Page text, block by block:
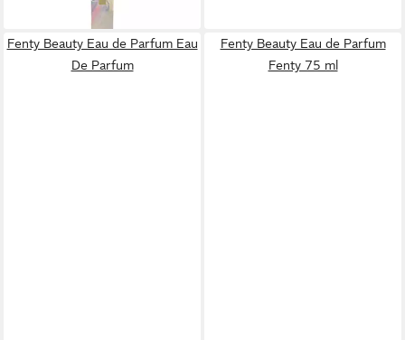
lieferbar in 4 Wochen
Fenty Beauty Eau de Parfum Eau
De Parfum
Fenty Beauty Eau de Parfum
Fenty 75 ml